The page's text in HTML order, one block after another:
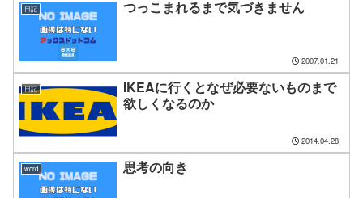
日記 つっこまれるまで気づきません
2007.01.21
日記
IKEAに行くとなぜ必要ないものまで
欲しくなるのか
2014.04.28
word 思考の向き